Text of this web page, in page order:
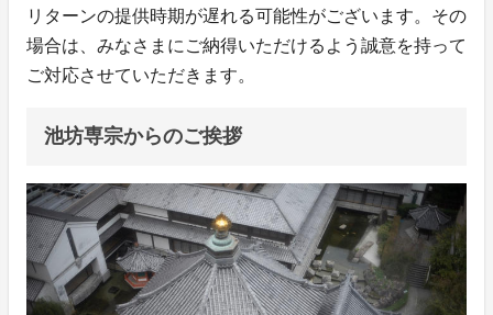
リターンの提供時期が遅れる可能性がございます。その
場合は、みなさまにご納得いただけるよう誠意を持って
ご対応させていただきます。
池坊専宗からのご挨拶